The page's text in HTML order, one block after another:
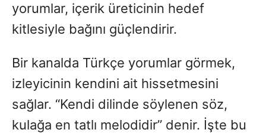
yorumlar, içerik üreticinin hedef
kitlesiyle bağını güçlendirir.
Bir kanalda Türkçe yorumlar görmek,
izleyicinin kendini ait hissetmesini
sağlar. “Kendi dilinde söylenen söz,
kulağa en tatlı melodidir” denir. İşte bu